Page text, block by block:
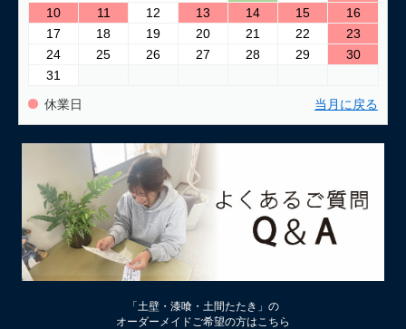
10
11 12 13 14 15
16
17
18 19 20 21 22
23
24
25 26 27 28 29
30
31
休業日 当月に戻る
「土壁・漆喰・土間たたき」の
オーダーメイドご希望の方はこちら